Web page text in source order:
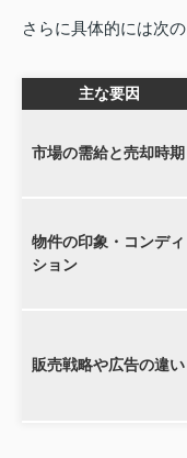
さらに具体的には次
主な要因
市場の需給と売却時期
物件の印象・コンディ
ション
販売戦略や広告の違い